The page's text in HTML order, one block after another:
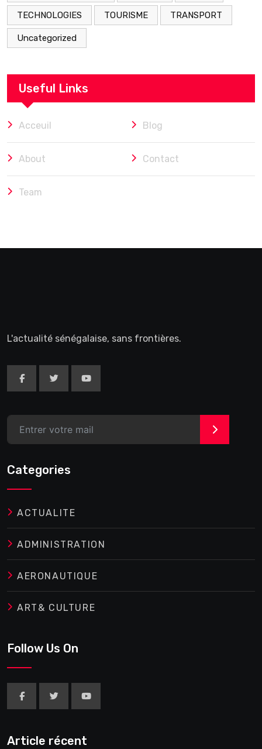
TECHNOLOGIES TOURISME TRANSPORT
Uncategorized
Useful Links
Acceuil Blog
About Contact
Team
L'actualité sénégalaise, sans frontières.
>
Categories
ACTUALITE
ADMINISTRATION
AERONAUTIQUE
ART& CULTURE
Follow Us On
Article récent